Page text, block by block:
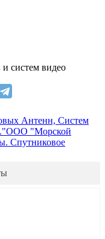
систем видео
Антенн, Систем
ООО "Морской
Спутниковое